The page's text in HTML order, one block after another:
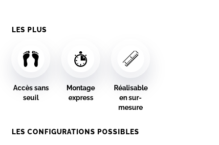
LES PLUS
Accès sans
seuil
Montage
express
Réalisable
en sur-
mesure
LES CONFIGURATIONS POSSIBLES